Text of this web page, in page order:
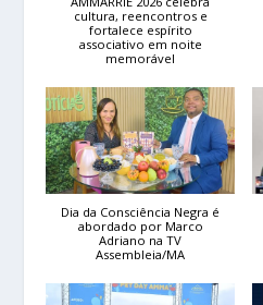
cultura, reencontros e
fortalece espírito
associativo em noite
memorável
Dia da Consciência Negra é
abordado por Marco
Adriano na TV
Assembleia/MA